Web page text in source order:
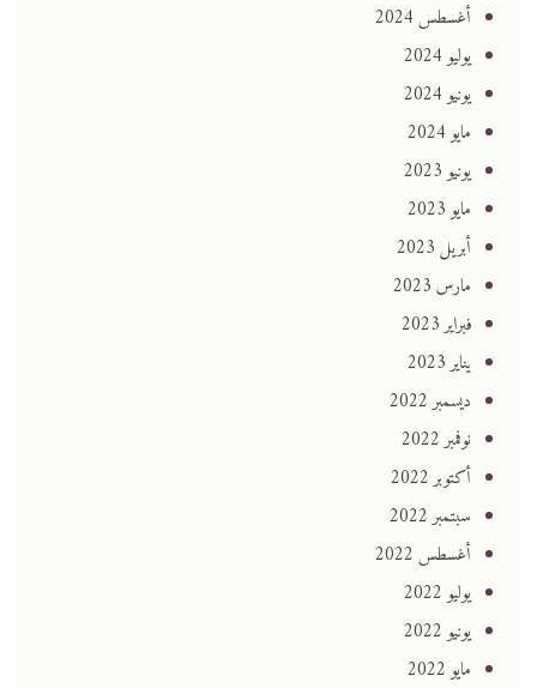
أغسطس 2024
يوليو 2024
يونيو 2024
مايو 2024
يونيو 2023
مايو 2023
أبريل 2023
مارس 2023
فبراير 2023
يناير 2023
ديسمبر 2022
نوفمبر 2022
أكتوبر 2022
سبتمبر 2022
أغسطس 2022
يوليو 2022
يونيو 2022
مايو 2022